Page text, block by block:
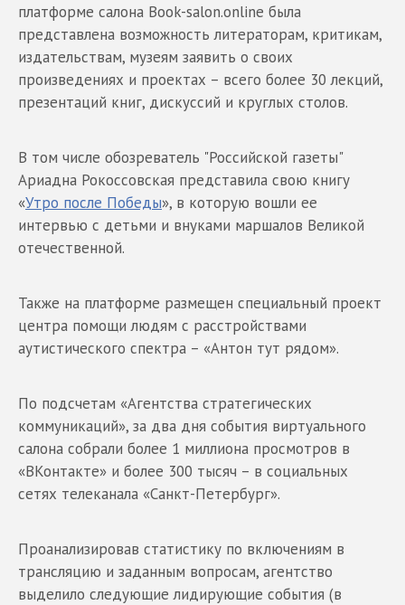
платформе салона Book-salon.online была
представлена возможность литераторам, критикам,
издательствам, музеям заявить о своих
произведениях и проектах – всего более 30 лекций,
презентаций книг, дискуссий и круглых столов.
В том числе обозреватель "Российской газеты"
Ариадна Рокоссовская представила свою книгу
«Утро после Победы», в которую вошли ее
интервью с детьми и внуками маршалов Великой
отечественной.
Также на платформе размещен специальный проект
центра помощи людям с расстройствами
аутистического спектра – «Антон тут рядом».
По подсчетам «Агентства стратегических
коммуникаций», за два дня события виртуального
салона собрали более 1 миллиона просмотров в
«ВКонтакте» и более 300 тысяч – в социальных
сетях телеканала «Санкт-Петербург».
Проанализировав статистику по включениям в
трансляцию и заданным вопросам, агентство
выделило следующие лидирующие события (в